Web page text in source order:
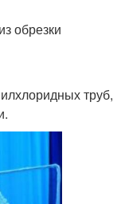
обрезки
труб,